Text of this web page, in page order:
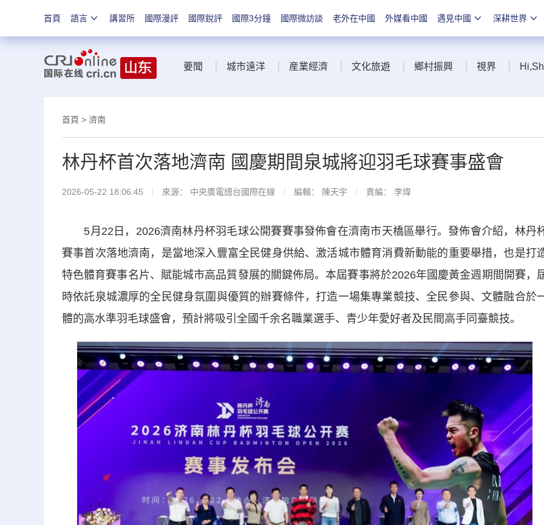
首頁 語言 講習所 國際漫評 國際銳評 國際3分鐘 國際微訪談 老外在中國 外媒看中國 遇見中國 深耕世界
要聞 城市遠洋 産業經濟 文化旅遊 鄉村振興 視界
首頁 > 濟南
林丹杯首次落地濟南 國慶期間泉城將迎羽毛球賽事盛會
2026-05-22 18:06:45 來源： 中央廣電總台國際在線 編輯： 陳天宇 責編： 李煒
5月22日，2026濟南林丹杯羽毛球公開賽賽事發佈會在濟南市天橋區舉行。發佈會介紹，林丹
賽事首次落地濟南，是當地深入豐富全民健身供給、激活城市體育消費新動能的重要舉措，也是打
特色體育賽事名片、賦能城市高品質發展的關鍵佈局。本屆賽事將於2026年國慶黃金週期間開賽，
時依託泉城濃厚的全民健身氛圍與優質的辦賽條件，打造一場集專業競技、全民參與、文體融合於
體的高水準羽毛球盛會，預計將吸引全國千余名職業選手、青少年愛好者及民間高手同臺競技。